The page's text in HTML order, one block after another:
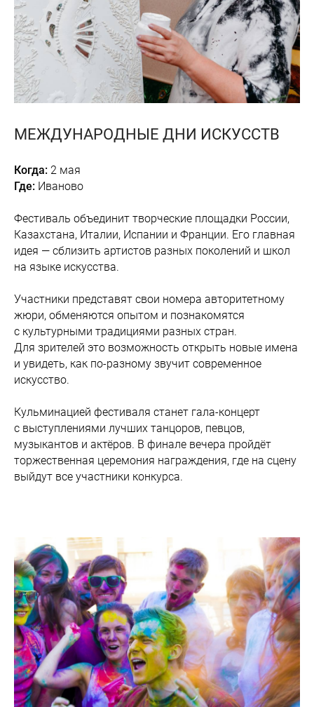
МЕЖДУНАРОДНЫЕ ДНИ ИСКУССТВ
Когда: 2 мая
Где: Иваново
Фестиваль объединит творческие площадки России,
Казахстана, Италии, Испании и Франции. Его главная
идея — сблизить артистов разных поколений и школ
на языке искусства.
Участники представят свои номера авторитетному
жюри, обменяются опытом и познакомятся
с культурными традициями разных стран.
Для зрителей это возможность открыть новые имена
и увидеть, как по-разному звучит современное
искусство.
Кульминацией фестиваля станет гала-концерт
с выступлениями лучших танцоров, певцов,
музыкантов и актёров. В финале вечера пройдёт
торжественная церемония награждения, где на сцену
выйдут все участники конкурса.